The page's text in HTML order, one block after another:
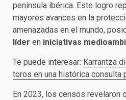
península ibérica. Este logro
mayores avances en la
amenazadas en el mundo,
líder en iniciativas
Te puede interesar: Karrantza
toros en una histórica consulta
En 2023, los censos revelaron